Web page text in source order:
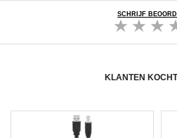
SCHRIJF
KLANTEN